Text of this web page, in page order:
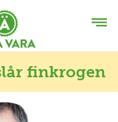
finkrogen